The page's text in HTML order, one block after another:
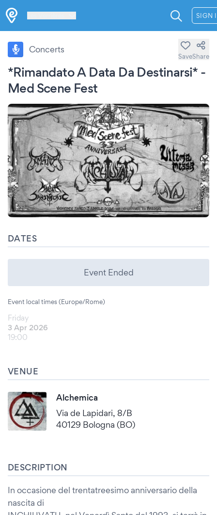
SIGN
*Rimandato A Data Da Destinarsi* -
Med Scene Fest
Concerts
SaveShare
DATES
Event Ended
Event local times (Europe/Rome)
Friday
3 Apr 2026
19:00
VENUE
Alchemica
Via de Lapidari, 8/B
40129 Bologna (BO)
DESCRIPTION
In occasione del trentatreesimo anniversario della
nascita di